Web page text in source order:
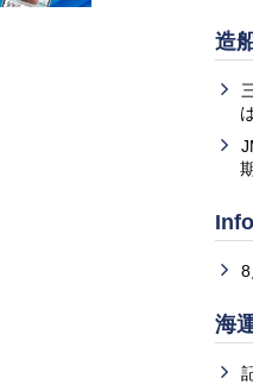
造
海